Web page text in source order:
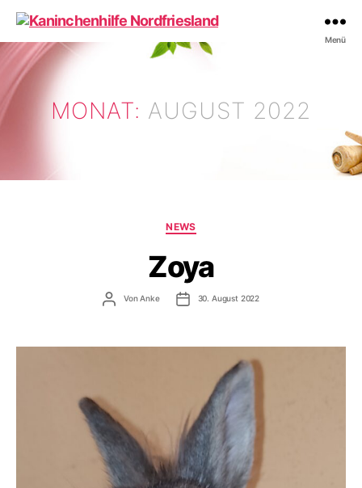
Nordfriesland
Menü
MONAT: AUGUST 2022
Kategorien
NEWS
Zoya
Beitragsautor
VonAnke Veröffentlichungsdatum
30. August 2022